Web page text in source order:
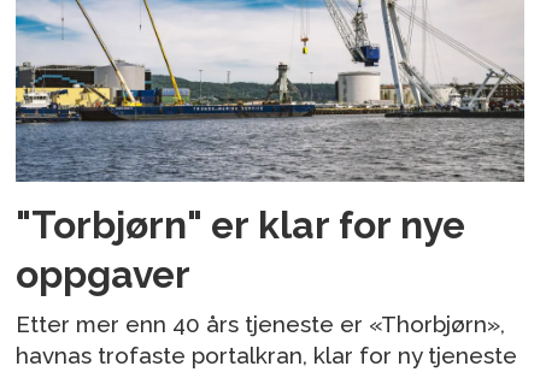
"Torbjørn" er klar for nye
oppgaver
Etter mer enn 40 års tjeneste er «Thorbjørn»,
havnas trofaste portalkran, klar for ny tjeneste